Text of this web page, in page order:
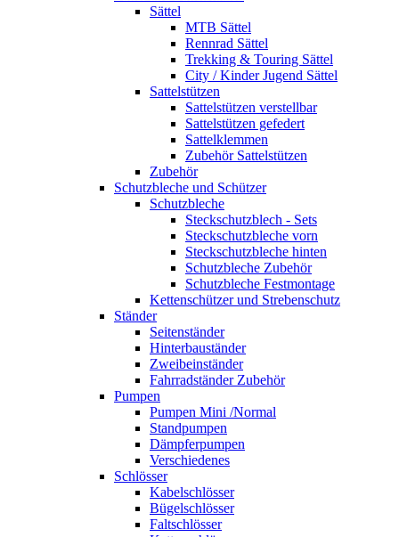
Sättel
MTB Sättel
Rennrad Sättel
Trekking & Touring Sättel
City / Kinder Jugend Sättel
Sattelstützen
Sattelstützen verstellbar
Sattelstützen gefedert
Sattelklemmen
Zubehör Sattelstützen
Zubehör
Schutzbleche und Schützer
Schutzbleche
Steckschutzblech - Sets
Steckschutzbleche vorn
Steckschutzbleche hinten
Schutzbleche Zubehör
Schutzbleche Festmontage
Kettenschützer und Strebenschutz
Ständer
Seitenständer
Hinterbauständer
Zweibeinständer
Fahrradständer Zubehör
Pumpen
Pumpen Mini /Normal
Standpumpen
Dämpferpumpen
Verschiedenes
Schlösser
Kabelschlösser
Bügelschlösser
Faltschlösser